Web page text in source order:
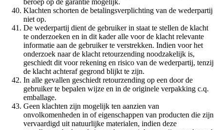
beroep op de garantie mogelijk.
Klachten schorten de betalingsverplichting van de wederpartij
niet op.
De wederpartij dient de gebruiker in staat te stellen de klacht
te onderzoeken en in dit kader alle voor de klacht relevante
informatie aan de gebruiker te verstrekken. Indien voor het
onderzoek naar de klacht retourzending noodzakelijk is,
geschiedt dit voor rekening en risico van de wederpartij, tenzij
de klacht achteraf gegrond blijkt te zijn.
In alle gevallen geschiedt retourzending op een door de
gebruiker te bepalen wijze en in de originele verpakking c.q.
emballage.
Geen klachten zijn mogelijk ten aanzien van
onvolkomenheden in of eigenschappen van producten die zijn
vervaardigd uit natuurlijke materialen, indien deze